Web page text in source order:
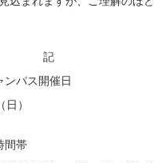
ンパス開催日
）
間帯